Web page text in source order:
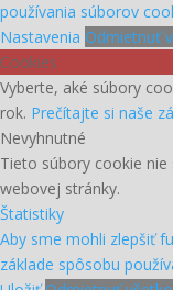
používania súborov
Nastavenia Odmietnuť
Cookies
Vyberte, aké súbory
rok. Prečítajte si naše
Nevyhnutné
Tieto súbory cookie
webovej stránky.
Štatistiky
Aby sme mohli zlepšiť
základe spôsobu